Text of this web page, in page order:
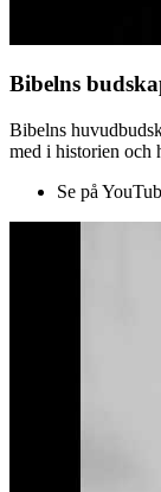
Bibelns
Bibelns
med i historien och
Se på